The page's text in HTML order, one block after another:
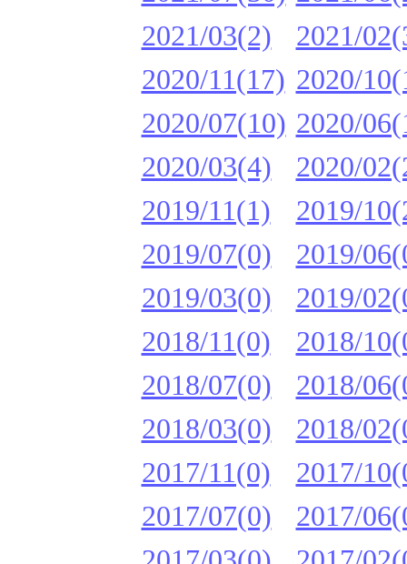
2021/03(2)
2021/
2020/11(17) 2020/
2020/07(10) 2020/
2020/03(4)
2020/
2019/11(1)
2019/
2019/07(0)
2019/
2019/03(0)
2019/
2018/11(0)
2018/
2018/07(0)
2018/
2018/03(0)
2018/
2017/11(0)
2017/
2017/07(0)
2017/